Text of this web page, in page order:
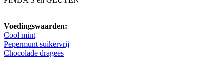
Voedingswaarden:
Cool mint
Pepermunt suikervrij
Chocolade dragees